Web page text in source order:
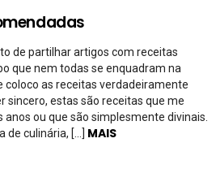
de partilhar artigos com receitas
que nem todas se enquadram na
coloco as receitas verdadeiramente
sincero, estas são receitas que me
ou que são simplesmente divinais.
de culinária, […] MAIS